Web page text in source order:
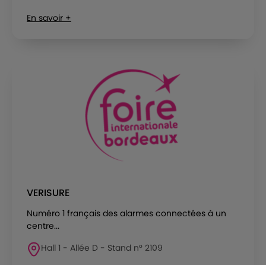
En savoir +
VERISURE
Numéro 1 français des alarmes connectées à un
centre...
Hall 1 - Allée D - Stand n° 2109